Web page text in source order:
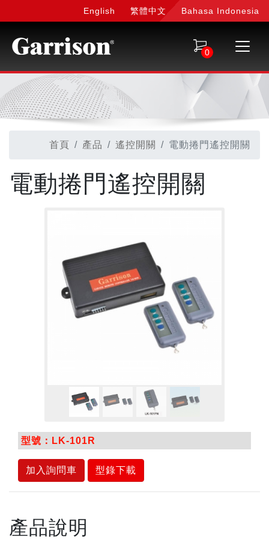
English 繁體中文 Bahasa Indonesia
0
首頁 產品 遙控開關 電動捲門遙控開關
電動捲門遙控開關
型號：LK-101R
加入詢問車 型錄下載
產品說明